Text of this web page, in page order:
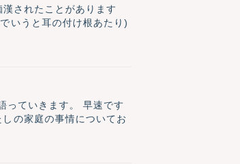
されたことがあります
いうと耳の付け根あたり)
ます。 早速です
の家庭の事情についてお